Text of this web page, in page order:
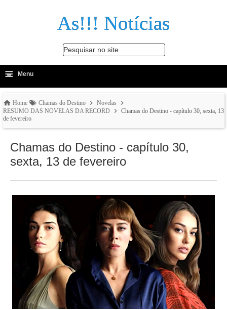
As!!! Notícias
Pesquisar no site
-
≡ Menu
Home Chamas do Destino
Novelas
RESUMO DAS NOVELAS DA RECORD
Chamas do Destino - capítulo 30, sexta, 13
de fevereiro
Chamas do Destino - capítulo 30,
sexta, 13 de fevereiro